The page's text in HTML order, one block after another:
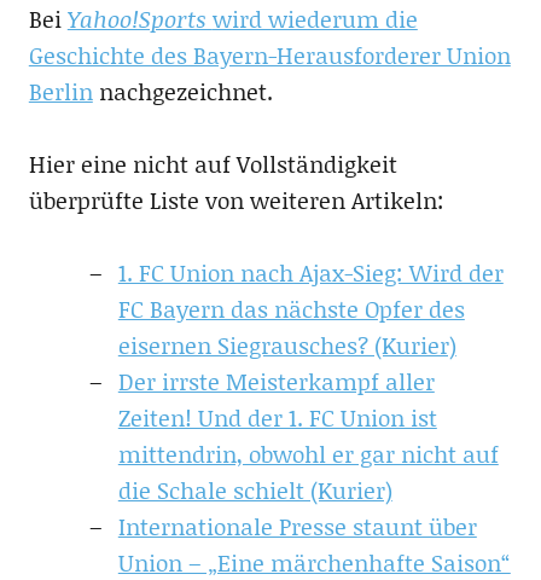
BeiYahoo!Sports wird wiederum die
Geschichte des Bayern-Herausforderer Union
Berlinnachgezeichnet.
Hier eine nicht auf Vollständigkeit
überprüfte Liste von weiteren Artikeln:
1. FC Union nach Ajax-Sieg: Wird der
FC Bayern das nächste Opfer des
eisernen Siegrausches? (Kurier)
Der irrste Meisterkampf aller
Zeiten! Und der 1. FC Union ist
mittendrin, obwohl er gar nicht auf
die Schale schielt (Kurier)
Internationale Presse staunt über
Union – „Eine märchenhafte Saison“